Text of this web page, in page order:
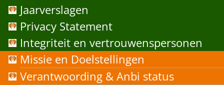
Jaarverslagen
Privacy Statement
Integriteit en vertrouwenspersonen
Missie en Doelstellingen
Verantwoording & Anbi status